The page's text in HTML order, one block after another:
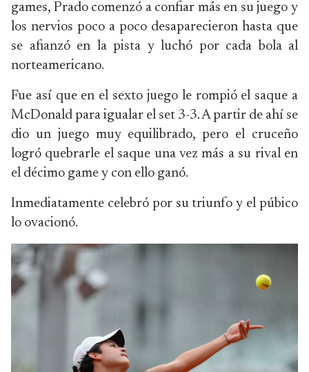
games, Prado comenzó a confiar más en su juego y
los nervios poco a poco desaparecieron hasta que
se afianzó en la pista y luchó por cada bola al
norteamericano.
Fue así que en el sexto juego le rompió el saque a
McDonald para igualar el set 3-3. A partir de ahí se
dio un juego muy equilibrado, pero el cruceño
logró quebrarle el saque una vez más a su rival en
el décimo game y con ello ganó.
Inmediatamente celebró por su triunfo y el púbico
lo ovacionó.